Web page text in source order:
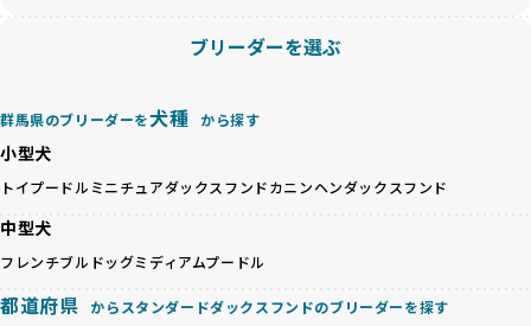
BreederFamiliesでは、すべてのブリーダーを書類審査、直
接のヒアリング、現地確認を通じて厳しく評価しています。
このプロセスにより、育成環境や健康管理だけでなく、ブリ
ーダー自身の理念や姿勢までも丁寧に確認しています。
ため、どのブリーダーを選んでも安心して子犬をお迎えいた
だけます。
す。
ゃんが長時間の輸送を強いられたり、狭いケージに閉じ込め
ちゃんの社会性や基本的なしつけにも悪影響を与える可能性
があります。
優良ブリーダーは、ワンちゃんの健康と幸せを第一に考え、
ペットショップやオークションを介さずに直接飼い主に渡す
ことを大切にしています。また、彼らはお迎え先を自身で確
認し、ワンちゃんが安心して暮らせる環境を整えるために直
接の引き渡しを基本とします。
一方で、営利優先ブリーダーは、広範囲に販売するためにペ
ブリーダーを選ぶ
群馬県のブリーダーを犬種 から探す
小型犬
トイプードル ミニチュアダックスフンドカニンヘンダックスフンド
中型犬
フレンチブルドッグミディアムプードル
都道府県 からスタンダードダックスフンドのブリーダーを探す